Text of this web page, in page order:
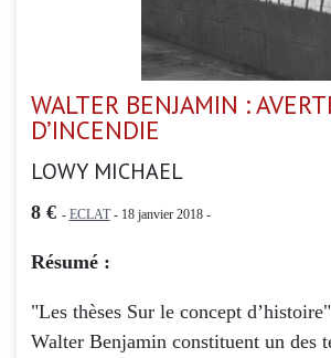
WALTER BENJAMIN :
D’INCENDIE
LOWY MICHAEL
8 € - ECLAT- 18 janvier 2018 -
Résumé :
"Les thèses Sur le concept
Walter Benjamin constituent un des